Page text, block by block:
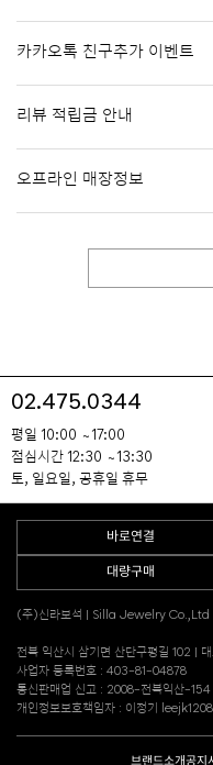
카카오톡 친구추가 이벤트
리뷰 적립금 안내
오프라인 매장정보
02.475.0344
평일 10:00 ~ 17:00
점심시간 12:30 ~ 13:30
토, 일요일, 공휴일 휴무
바로연결
대량구매
(주)신라보석 | Silla Jewelry Co.,Ltd
전북 익산시 삼기면 산단구평길 102 | 대
사업자 등록번호 : 403-81-04878
통신판매업 신고 : 2008-전북익산-
개인정보보호책임자 : 이정기